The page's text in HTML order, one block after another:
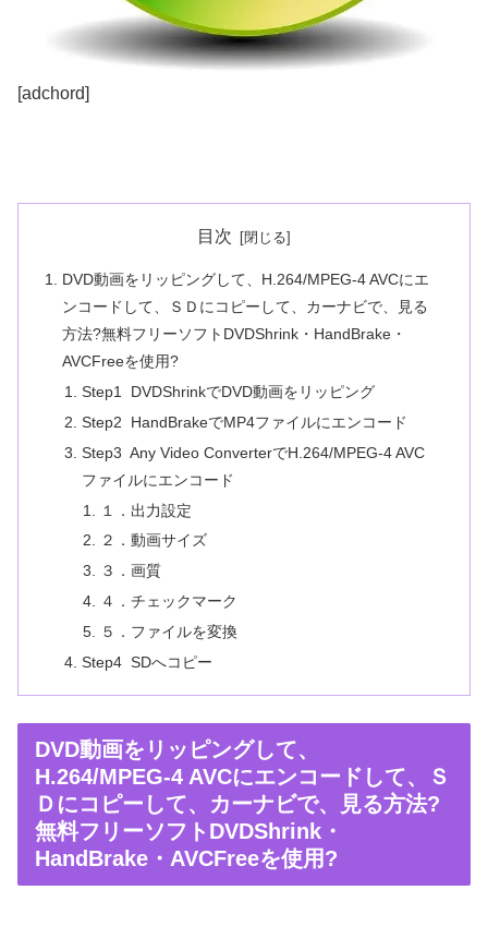
[adchord]
目次
DVD動画をリッピングして、H.264/MPEG-4 AVCにエ
ンコードして、ＳＤにコピーして、カーナビで、見る
方法?無料フリーソフトDVDShrink・HandBrake・
AVCFreeを使用?
Step1 DVDShrinkでDVD動画をリッピング
Step2 HandBrakeでMP4ファイルにエンコード
Step3 Any Video ConverterでH.264/MPEG-4 AVC
ファイルにエンコード
１．出力設定
２．動画サイズ
３．画質
４．チェックマーク
５．ファイルを変換
Step4 SDへコピー
DVD動画をリッピングして、
H.264/MPEG-4 AVCにエンコードして、Ｓ
Ｄにコピーして、カーナビで、見る方法?
無料フリーソフトDVDShrink・
HandBrake・AVCFreeを使用?